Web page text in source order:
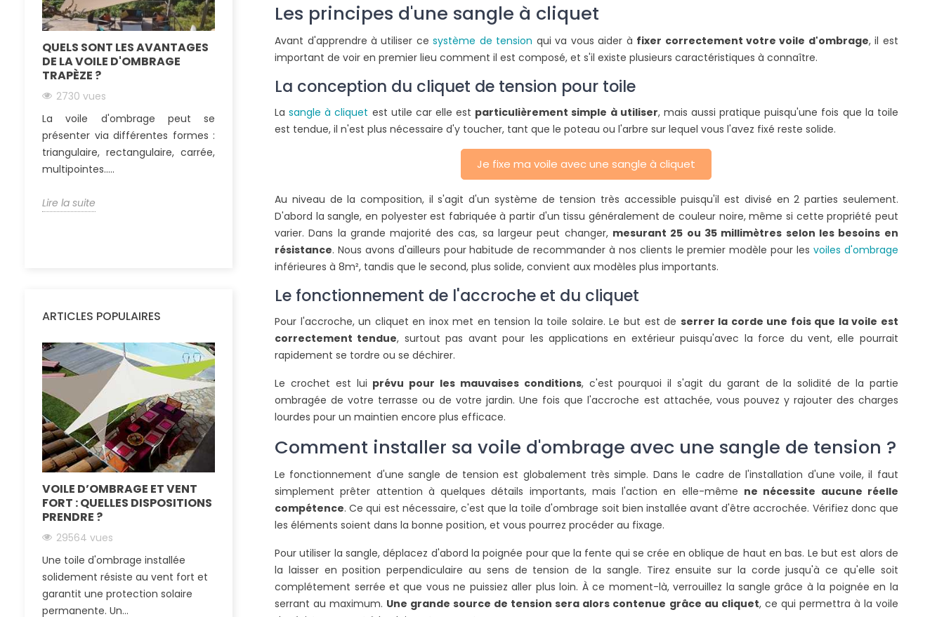
QUELS SONT LES AVANTAGES
DE LA VOILE D'OMBRAGE
TRAPÈZE ?
2730 vues
La voile d'ombrage peut se
présenter via différentes formes :
triangulaire, rectangulaire, carrée,
multipointes.....
Lire la suite
COMMENT FIXER UNE
PERGOLA EN BOIS AU SOL ?
2564 vues
De nombreux propriétaires
choisissent aujourd'hui d'installer
une pergola bois au sol pour leur
COMMENT UTILISER UNE
PINCE À SERTIR ?
2191 vues
Pour le sertissage des connecteurs
de votre voile d'ombrage,
l'utilisation d'une pince est le choix
le plus logique....
COMMENT TENDRE UNE TOILE
D'OMBRAGE ?
Lors de l'installation de votre toile
d'ombrage, il est nécessaire de
bien la tendre pour améliorer sa
QUELLES SONT LES
2128 vues
Pour l'installation des
Lire la suite
ARTICLES POPULAIRES
VOILE D’OMBRAGE ET VENT
FORT : QUELLES DISPOSITIONS
PRENDRE ?
29564 vues
Une toile d'ombrage installée
solidement résiste au vent fort et
garantit une protection solaire
permanente. Un...
LA TOILE TENDUE EXTÉRIEURE
IMPERMÉABLE CONTRE LE
SOLEIL ET LA PLUIE
Passer l’été au frais est un besoin
essentiel quand on habite une
région ensoleillée. Grâce à la toile
tendue...
COMMENT COUVRIR UNE
PERGOLA POUR SE PROTÉGER
DE LA PLUIE ET DU SOLEIL ?
Pour réduire la luminosité, les
sensations de chaleur ou pour
agrandir votre espace vie,
n’hésitez pas à intégrer sur...
POURQUOI CHOISIR
D'INSTALLER UNE VOILE
D'OMBRAGE RECTANGULAIRE
5X4M DANS SON JARDIN ?
La voile d’ombrage rectangulaire 5
mètres par 4 mètres est
indéniablement un des modèles
COMMENT INSTALLER
VOILE D'OMBRAGE
BALCON ?
Faites de l’ombre sur
en installant une voile
Suivez nos indications
de la...
Les principes d'une sangle à cliquet
Avant d'apprendre à utiliser cesystème de tension qui va vous aider à fixer correctement votre voile d'ombrage, il est
important de voir en premier lieu comment il est composé, et s'il existe plusieurs caractéristiques à connaître.
La conception du cliquet de tension pour toile
Lasangle à cliquet est utile car elle est particulièrement simple à utiliser, mais aussi pratique puisqu'une fois que la toile
est tendue, il n'est plus nécessaire d'y toucher, tant que le poteau ou l'arbre sur lequel vous l'avez fixé reste solide.
Je fixe ma voile avec une sangle à cliquet
Au niveau de la composition, il s'agit d'un système de tension très accessible puisqu'il est divisé en 2 parties seulement.
D'abord la sangle, en polyester est fabriquée à partir d'un tissu généralement de couleur noire, même si cette propriété peut
varier. Dans la grande majorité des cas, sa largeur peut changer, mesurant 25 ou 35 millimètres selon les besoins en
résistance. Nous avons d'ailleurs pour habitude de recommander à nos clients le premier modèle pour les voiles d'ombrage
inférieures à 8m², tandis que le second, plus solide, convient aux modèles plus importants.
Le fonctionnement de l'accroche et du cliquet
Pour l'accroche, un cliquet en inox met en tension la toile solaire. Le but est de serrer la corde une fois que la voile est
correctement tendue, surtout pas avant pour les applications en extérieur puisqu'avec la force du vent, elle pourrait
rapidement se tordre ou se déchirer.
Le crochet est lui prévu pour les mauvaises conditions, c'est pourquoi il s'agit du garant de la solidité de la partie
ombragée de votre terrasse ou de votre jardin. Une fois que l'accroche est attachée, vous pouvez y rajouter des charges
lourdes pour un maintien encore plus efficace.
Comment installer sa voile d'ombrage avec une sangle de tension ?
Le fonctionnement d'une sangle de tension est globalement très simple. Dans le cadre de l'installation d'une voile, il faut
simplement prêter attention à quelques détails importants, mais l'action en elle-même ne nécessite aucune réelle
compétence. Ce qui est nécessaire, c'est que la toile d'ombrage soit bien installée avant d'être accrochée. Vérifiez donc que
les éléments soient dans la bonne position, et vous pourrez procéder au fixage.
Pour utiliser la sangle, déplacez d'abord la poignée pour que la fente qui se crée en oblique de haut en bas. Le but est alors de
la laisser en position perpendiculaire au sens de tension de la sangle. Tirez ensuite sur la corde jusqu'à ce qu'elle soit
complétement serrée et que vous ne puissiez aller plus loin. À ce moment-là, verrouillez la sangle grâce à la poignée en la
serrant au maximum. Une grande source de tension sera alors contenue grâce au cliquet, ce qui permettra à la voile